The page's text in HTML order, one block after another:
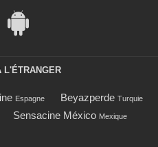
L'ÉTRANGER
Espagne Beyazperde Turquie
Sensacine México Mexique